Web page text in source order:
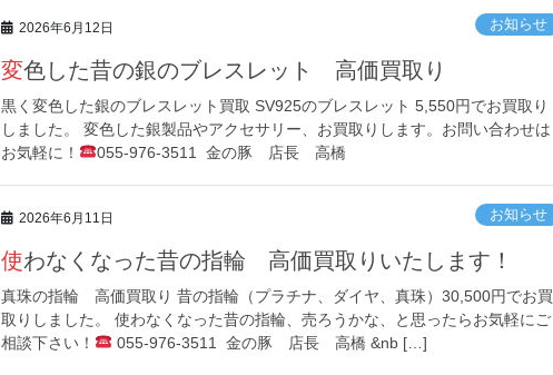
2026年6月12日 お知らせ
変色した昔の銀のブレスレット 高価買取り
黒く変色した銀のブレスレット買取 SV925のブレスレット 5,550円でお買取り
しました。 変色した銀製品やアクセサリー、お買取りします。お問い合わせは
お気軽に！
055-976-3511 金の豚 店長 高橋
2026年6月11日 お知らせ
使わなくなった昔の指輪 高価買取りいたします！
真珠の指輪 高価買取り 昔の指輪（プラチナ、ダイヤ、真珠）30,500円でお買
取りしました。 使わなくなった昔の指輪、売ろうかな、と思ったらお気軽にご
相談下さい！
055-976-3511 金の豚 店長 高橋 &nb […]